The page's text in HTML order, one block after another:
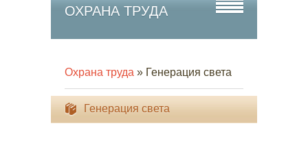
ОХРАНА ТРУДА
Охрана труда » Генерация света
Генерация света